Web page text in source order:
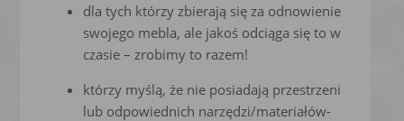
dla tych którzy zbierają się za odnowienie
swojego mebla, ale jakoś odciąga się to w
czasie – zrobimy to razem!
którzy myślą, że nie posiadają przestrzeni
lub odpowiednich narzędzi/materiałów-